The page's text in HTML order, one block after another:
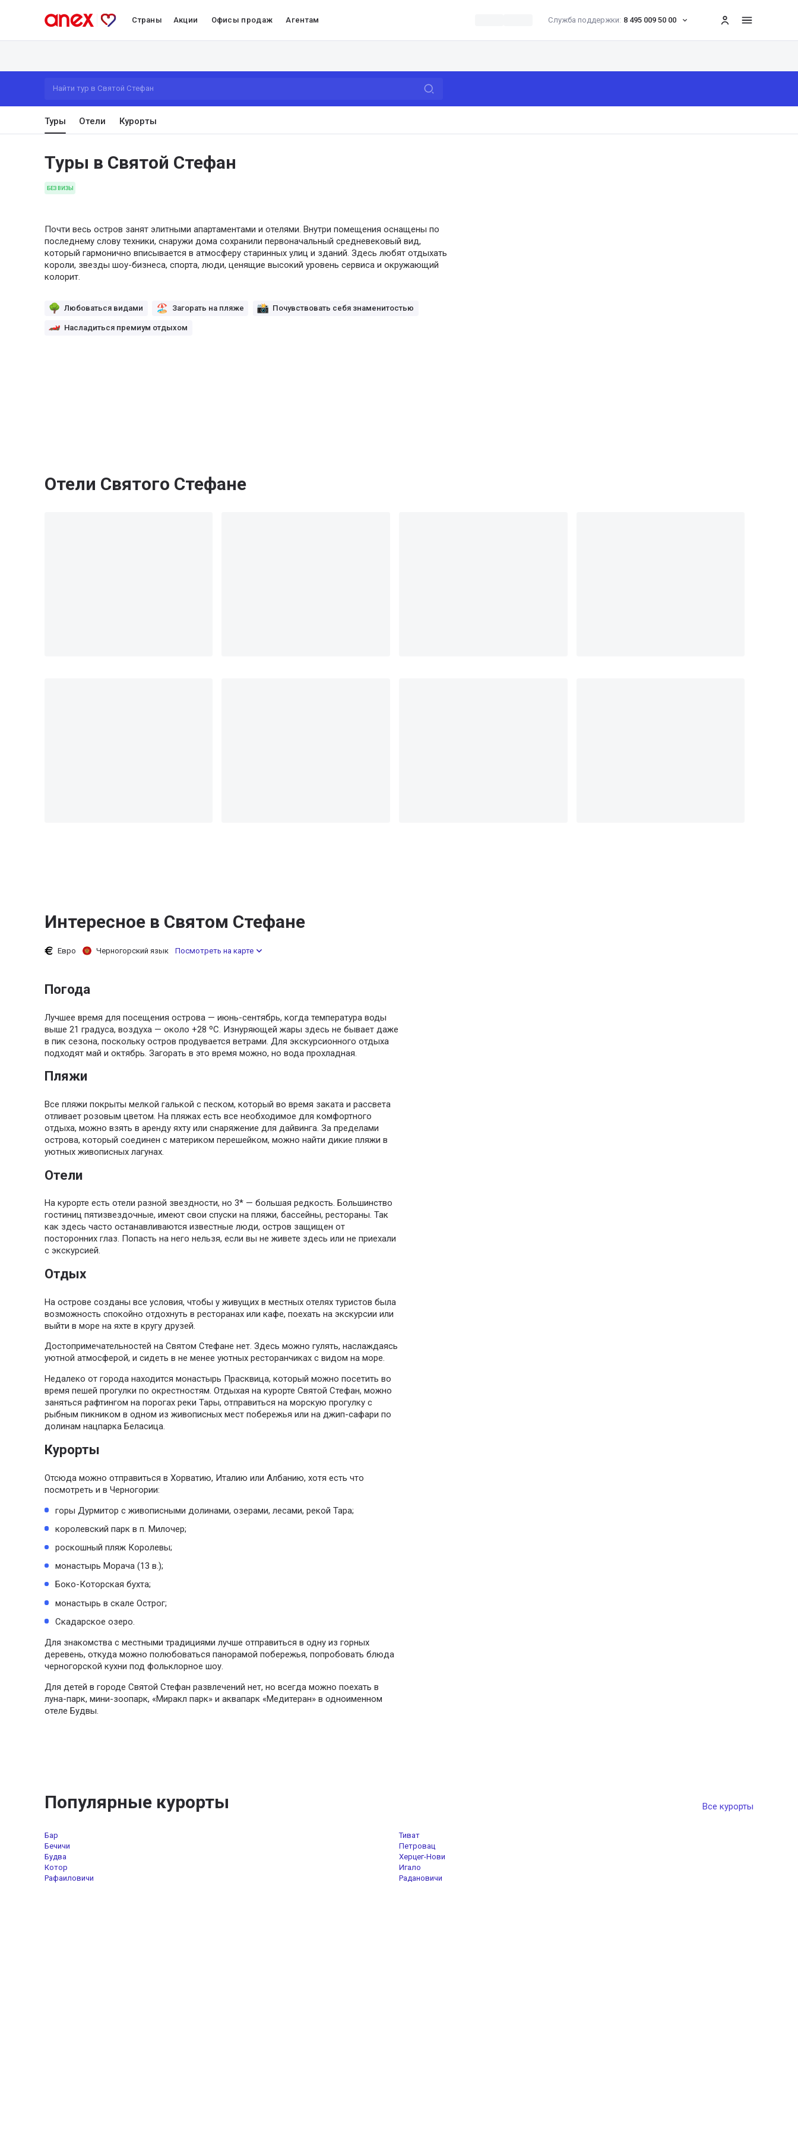
Страны Акции Офисы продаж Агентам Служба поддержки: 8 495 009 50 00 меню
Найти тур в Святой Стефан
Туры Отели Курорты
Туры в Святой Стефан
БЕЗ ВИЗЫ
Почти весь остров занят элитными апартаментами и отелями. Внутри помещения оснащены по
последнему слову техники, снаружи дома сохранили первоначальный средневековый вид,
который гармонично вписывается в атмосферу старинных улиц и зданий. Здесь любят отдыхать
короли, звезды шоу-бизнеса, спорта, люди, ценящие высокий уровень сервиса и окружающий
колорит.
Любоваться видами Загорать на пляже Почувствовать себя знаменитостью
Насладиться премиум отдыхом
Отели Святого Стефане
Интересное в Святом Стефане
Евро Черногорский язык Посмотреть на карте
Погода
Лучшее время для посещения острова — июнь-сентябрь, когда температура воды
выше 21 градуса, воздуха — около +28 ºC. Изнуряющей жары здесь не бывает даже
в пик сезона, поскольку остров продувается ветрами. Для экскурсионного отдыха
подходят май и октябрь. Загорать в это время можно, но вода прохладная.
Пляжи
Все пляжи покрыты мелкой галькой с песком, который во время заката и рассвета
отливает розовым цветом. На пляжах есть все необходимое для комфортного
отдыха, можно взять в аренду яхту или снаряжение для дайвинга. За пределами
острова, который соединен с материком перешейком, можно найти дикие пляжи в
уютных живописных лагунах.
Отели
На курорте есть отели разной звездности, но 3* — большая редкость. Большинство
гостиниц пятизвездочные, имеют свои спуски на пляжи, бассейны, рестораны. Так
как здесь часто останавливаются известные люди, остров защищен от
посторонних глаз. Попасть на него нельзя, если вы не живете здесь или не приехали
с экскурсией.
Отдых
На острове созданы все условия, чтобы у живущих в местных отелях туристов была
возможность спокойно отдохнуть в ресторанах или кафе, поехать на экскурсии или
выйти в море на яхте в кругу друзей.
Достопримечательностей на Святом Стефане нет. Здесь можно гулять, наслаждаясь
уютной атмосферой, и сидеть в не менее уютных ресторанчиках с видом на море.
Недалеко от города находится монастырь Прасквица, который можно посетить во
время пешей прогулки по окрестностям. Отдыхая на курорте Святой Стефан, можно
заняться рафтингом на порогах реки Тары, отправиться на морскую прогулку с
рыбным пикником в одном из живописных мест побережья или на джип-сафари по
долинам нацпарка Беласица.
Курорты
Отсюда можно отправиться в Хорватию, Италию или Албанию, хотя есть что
посмотреть и в Черногории:
горы Дурмитор с живописными долинами, озерами, лесами, рекой Тара;
королевский парк в п. Милочер;
роскошный пляж Королевы;
монастырь Морача (13 в.);
Боко-Которская бухта;
монастырь в скале Острог;
Скадарское озеро.
Для знакомства с местными традициями лучше отправиться в одну из горных
деревень, откуда можно полюбоваться панорамой побережья, попробовать блюда
черногорской кухни под фольклорное шоу.
Для детей в городе Святой Стефан развлечений нет, но всегда можно поехать в
луна-парк, мини-зоопарк, «Миракл парк» и аквапарк «Медитеран» в одноименном
отеле Будвы.
Популярные курорты Все курорты
Бар
Бечичи
Будва
Котор
Рафаиловичи
Тиват
Петровац
Херцег-Нови
Игало
Радановичи